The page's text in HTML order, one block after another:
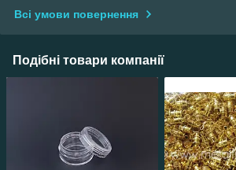
Всі умови повернення
Подібні товари компанії